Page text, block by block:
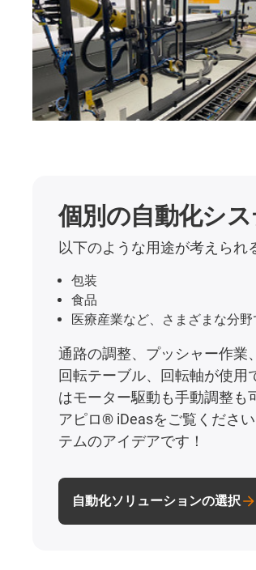
個別の自動化シ
以下のような用途が考えられ
包装
食品
医療産業など、さまざまな分野
通路の調整、プッシャー作業
回転テーブル、回転軸が使用
はモーター駆動も手動調整も
アピロ® iDeasをご覧くださ
テムのアイデアです！
自動化ソリューションの選択